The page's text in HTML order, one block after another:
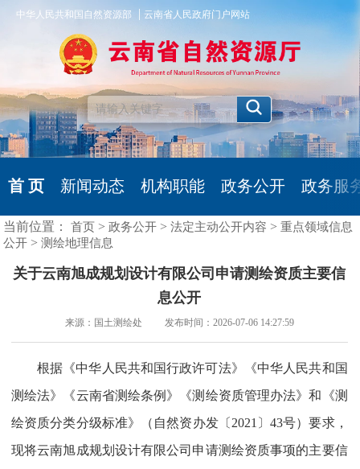
中华人民共和国自然资源部 |云南省人民政府门户网站
首 页 新闻动态 机构职能 政务公开 政务服
当前位置：首页 > 政务公开 >法定主动公开内容 >重点领域信息
公开 >测绘地理信息
关于云南旭成规划设计有限公司申请测绘资质主要信
息公开
来源：国土测绘处 发布时间：2026-07-06 14:27:59
根据《中华人民共和国行政许可法》《中华人民共和国
测绘法》《云南省测绘条例》《测绘资质管理办法》和《测
绘资质分类分级标准》（自然资办发〔2021〕43号）要求，
现将云南旭成规划设计有限公司申请测绘资质事项的主要信